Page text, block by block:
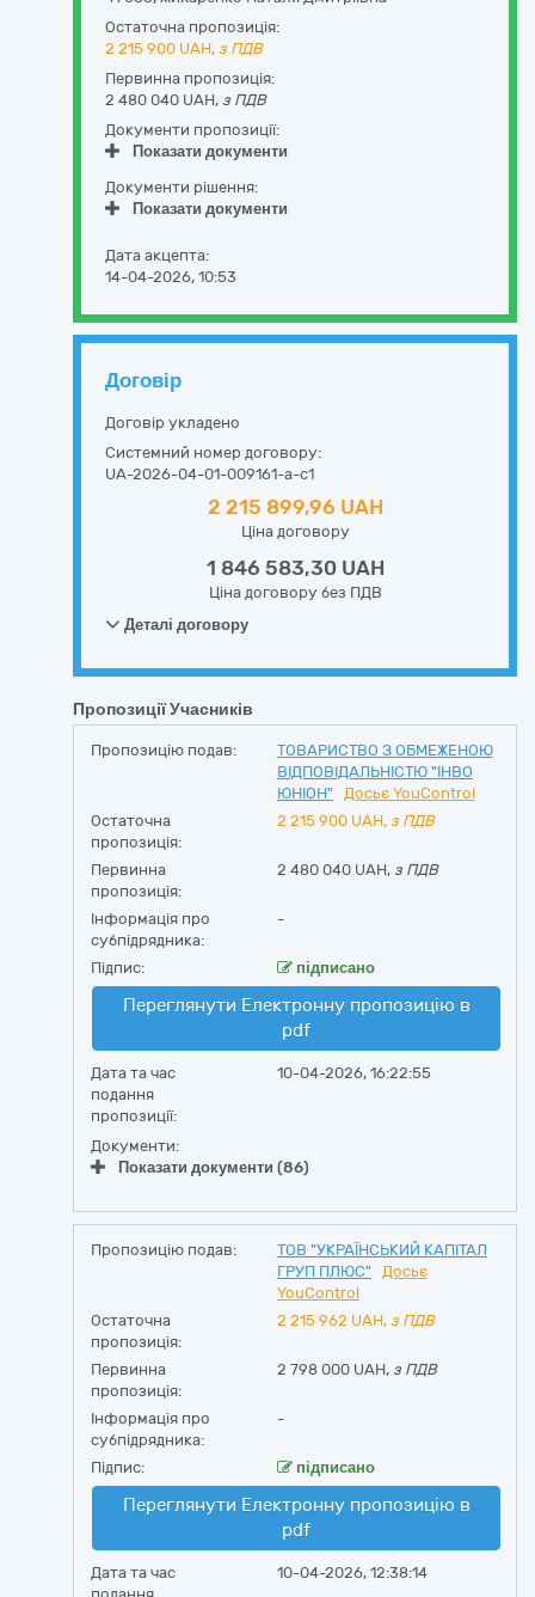
Остаточна пропозиція:
2 215 900 UAH, з ПДВ
Первинна пропозиція:
2 480 040 UAH, з ПДВ
Документи пропозиції:
Показати документи
Документи рішення:
Показати документи
Дата акцепта:
14-04-2026, 10:53
Договір
Договір укладено
Системний номер договору:
UA-2026-04-01-009161-a-c1
2 215 899,96 UAH
Ціна договору
1 846 583,30 UAH
Ціна договору без ПДВ
Деталі договору
Пропозиції Учасників
Пропозицію подав:
ТОВАРИСТВО З ОБМЕЖЕНОЮ
ВІДПОВІДАЛЬНІСТЮ "ІНВО
ЮНІОН"
Досьє YouControl
Остаточна
пропозиція:
2 215 900 UAH, з ПДВ
Первинна
пропозиція:
2 480 040 UAH, з ПДВ
Інформація про
субпідрядника:
-
Підпис: підписано
Переглянути Електронну пропозицію в
pdf
Дата та час
подання
пропозиції:
10-04-2026, 16:22:55
Документи:
Показати документи (86)
Пропозицію подав:
ТОВ "УКРАЇНСЬКИЙ КАПІТАЛ
ГРУП ПЛЮС"
Досьє
YouControl
Остаточна
пропозиція:
2 215 962 UAH, з ПДВ
Первинна
пропозиція:
2 798 000 UAH, з ПДВ
Інформація про
субпідрядника:
-
Підпис: підписано
Переглянути Електронну пропозицію в
pdf
Дата та час
10-04-2026, 12:38:14